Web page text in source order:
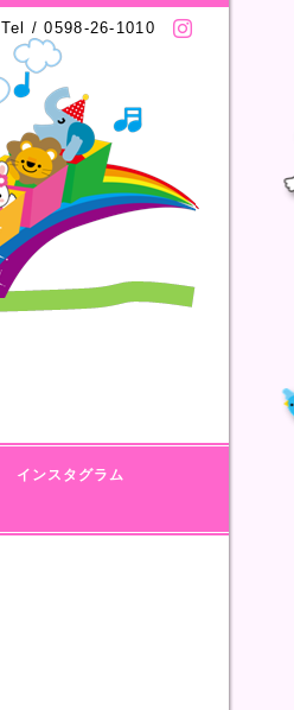
Tel / 0598-26-1010
インスタグラム